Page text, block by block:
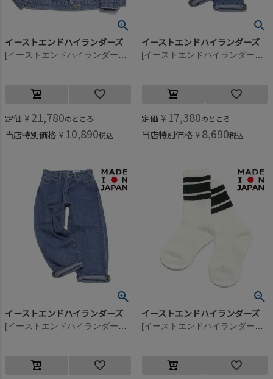
イーストエンドハイランダーズ
定価 ¥ 21,780のところ
当店特別価格 ¥ 10,890税込
イーストエンドハイランダーズ
定価 ¥ 17,380のところ
当店特別価格 ¥ 8,690税込
イーストエンドハイランダーズ イーストエンドハイランダーズ